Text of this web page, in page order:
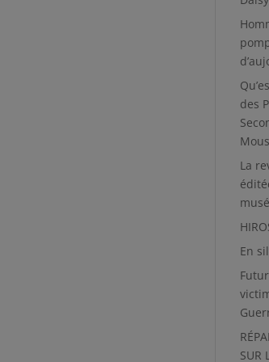
des
La
En
SUR